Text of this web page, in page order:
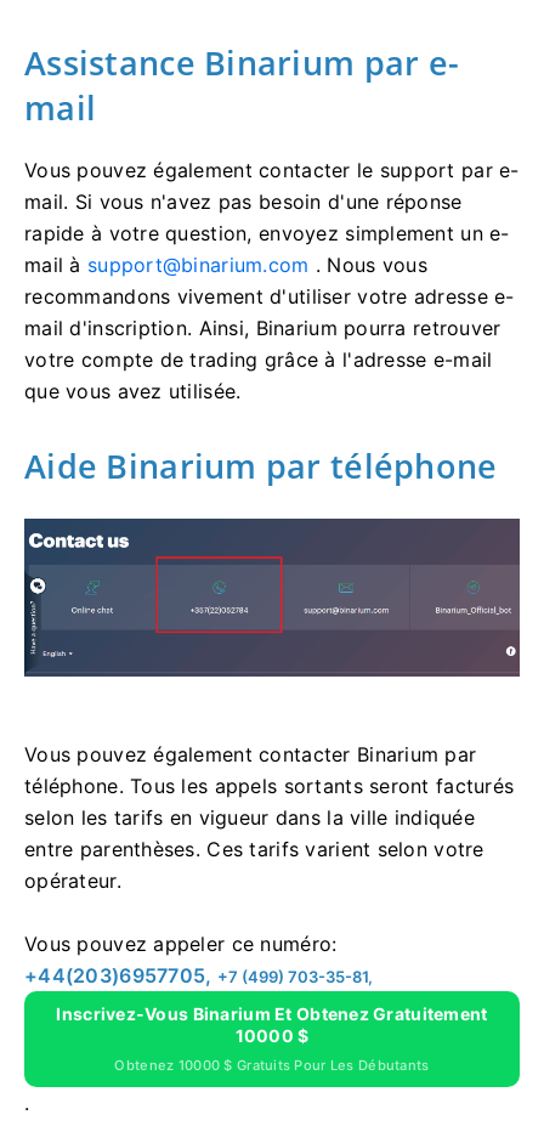
Assistance Binarium par e-
mail
Vous pouvez également contacter le support par e-
mail. Si vous n'avez pas besoin d'une réponse
rapide à votre question, envoyez simplement un e-
mail à support@binarium.com . Nous vous
recommandons vivement d'utiliser votre adresse e-
mail d'inscription. Ainsi, Binarium pourra retrouver
votre compte de trading grâce à l'adresse e-mail
que vous avez utilisée.
Aide Binarium par téléphone
Vous pouvez également contacter Binarium par
téléphone. Tous les appels sortants seront facturés
selon les tarifs en vigueur dans la ville indiquée
entre parenthèses. Ces tarifs varient selon votre
opérateur.
Vous pouvez appeler ce numéro:
+44(203)6957705, +7 (499) 703-35-81,
Inscrivez-Vous Binarium Et Obtenez Gratuitement
10000 $
Obtenez 10000 $ Gratuits Pour Les Débutants
.